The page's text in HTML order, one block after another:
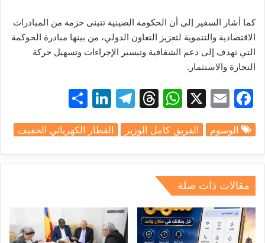
كما أشار السفير إلى أن الحكومة الصينية تتبنى حزمة من المبادرات
الاقتصادية والتنموية لتعزيز التعاون الدولي، من بينها مبادرة الحوكمة
التي تهدف إلى دعم الشفافية وتيسير الإجراءات وتسهيل حركة
التجارة والاستثمار.
F
c
e
b
o
o
k
E
ai
l
X
W
at
s
A
p
p
T
e
a
T
e
gr
Li
k
e
ar
e
الوسوم الفريق كامل الوزير القطار الكهربائي الخفيف
مقالات ذات صلة